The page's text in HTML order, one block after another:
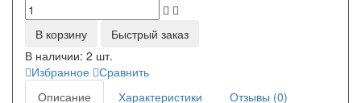
В корзину
Быстрый заказ
В наличии: 2 шт.
Избранное Сравнить
Описание
Характеристики
Отзывы (0)